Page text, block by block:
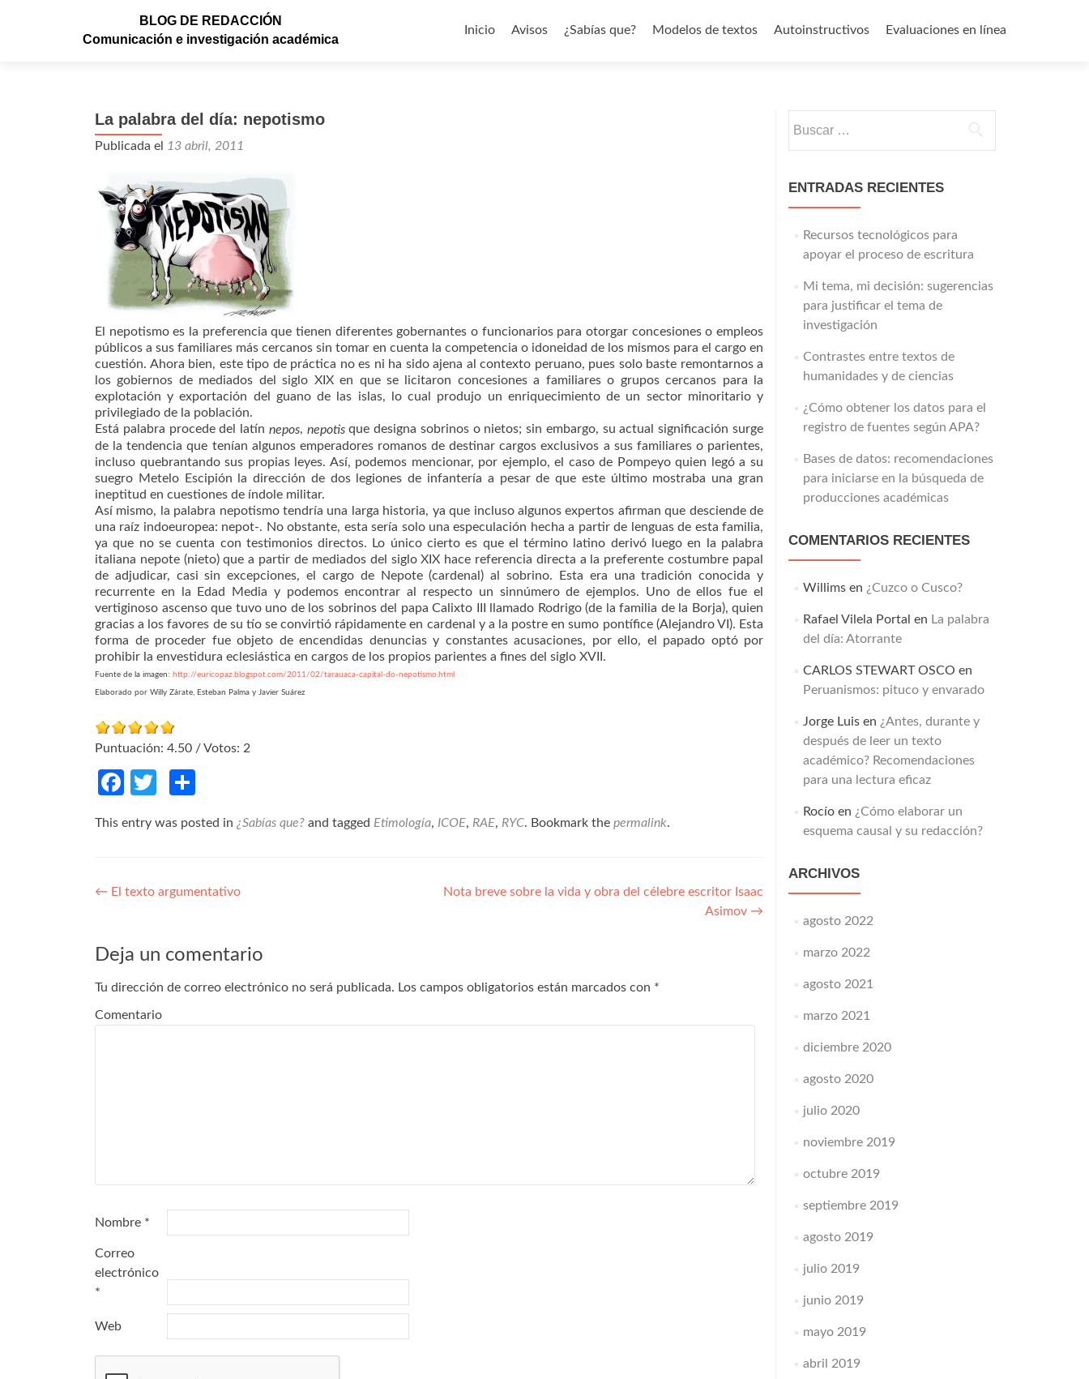
BLOG DE REDACCIÓN
Comunicación e investigación académica
Inicio
Avisos ¿Sabías que? Modelos de textos Autoinstructivos Evaluaciones en línea
La palabra del día: nepotismo
Publicada el 13 abril, 2011
El nepotismo es la preferencia que tienen diferentes gobernantes o funcionarios para otorgar concesiones o empleos
públicos a sus familiares más cercanos sin tomar en cuenta la competencia o idoneidad de los mismos para el cargo en
cuestión. Ahora bien, este tipo de práctica no es ni ha sido ajena al contexto peruano, pues solo baste remontarnos a
los gobiernos de mediados del siglo XIX en que se licitaron concesiones a familiares o grupos cercanos para la
explotación y exportación del guano de las islas, lo cual produjo un enriquecimiento de un sector minoritario y
privilegiado de la población.
Está palabra procede del latín nepos, nepotisque designa sobrinos o nietos; sin embargo, su actual significación surge
de la tendencia que tenían algunos emperadores romanos de destinar cargos exclusivos a sus familiares o parientes,
incluso quebrantando sus propias leyes. Así, podemos mencionar, por ejemplo, el caso de Pompeyo quien legó a su
suegro Metelo Escipión la dirección de dos legiones de infantería a pesar de que este último mostraba una gran
ineptitud en cuestiones de índole militar.
Así mismo, la palabra nepotismo tendría una larga historia, ya que incluso algunos expertos afirman que desciende de
una raíz indoeuropea: nepot-. No obstante, esta sería solo una especulación hecha a partir de lenguas de esta familia,
ya que no se cuenta con testimonios directos. Lo único cierto es que el término latino derivó luego en la palabra
italiana nepote (nieto) que a partir de mediados del siglo XIX hace referencia directa a la preferente costumbre papal
de adjudicar, casi sin excepciones, el cargo de Nepote (cardenal) al sobrino. Esta era una tradición conocida y
recurrente en la Edad Media y podemos encontrar al respecto un sinnúmero de ejemplos. Uno de ellos fue el
vertiginoso ascenso que tuvo uno de los sobrinos del papa Calixto III llamado Rodrigo (de la familia de la Borja), quien
gracias a los favores de su tío se convirtió rápidamente en cardenal y a la postre en sumo pontífice (Alejandro VI). Esta
forma de proceder fue objeto de encendidas denuncias y constantes acusaciones, por ello, el papado optó por
prohibir la envestidura eclesiástica en cargos de los propios parientes a fines del siglo XVII.
Fuente de la imagen: http://euricopaz.blogspot.com/2011/02/tarauaca-capital-do-nepotismo.html
Elaborado por Willy Zárate, Esteban Palma y Javier Suárez
Puntuación: 4.50 / Votos: 2
Facebook
Twitter
This entry was posted in ¿Sabías que? and tagged Etimología, ICOE, RAE, RYC. Bookmark the permalink.
Navegación de entradas
← El texto argumentativo
Nota breve sobre la vida y obra del célebre escritor Isaac
Asimov →
Deja un comentario
Tu dirección de correo electrónico no será publicada. Los campos obligatorios están marcados con *
Comentario
Nombre *
Correo
electrónico
*
Web
ENTRADAS RECIENTES
Recursos tecnológicos para
apoyar el proceso de escritura
Mi tema, mi decisión: sugerencias
para justificar el tema de
investigación
Contrastes entre textos de
humanidades y de ciencias
¿Cómo obtener los datos para el
registro de fuentes según APA?
Bases de datos: recomendaciones
para iniciarse en la búsqueda de
producciones académicas
COMENTARIOS RECIENTES
Willimsen ¿Cuzco o Cusco?
Rafael Vilela Portal en La palabra
del día: Atorrante
CARLOS STEWART OSCO en
Peruanismos: pituco y envarado
Jorge Luisen ¿Antes, durante y
después de leer un texto
académico? Recomendaciones
para una lectura eficaz
Rocíoen ¿Cómo elaborar un
esquema causal y su redacción?
ARCHIVOS
agosto 2022
marzo 2022
agosto 2021
marzo 2021
diciembre 2020
agosto 2020
julio 2020
noviembre 2019
octubre 2019
septiembre 2019
agosto 2019
julio 2019
junio 2019
mayo 2019
abril 2019